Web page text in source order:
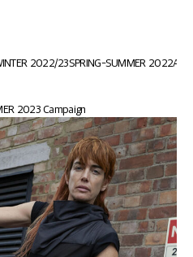
2022/23SPRING-SUMMER 2022
2023 Campaign